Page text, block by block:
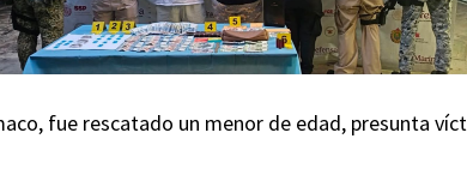
fue rescatado un menor de edad, presunta